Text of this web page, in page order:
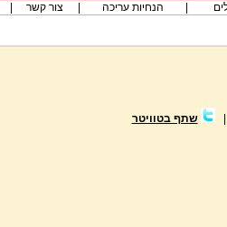
הנחיות עריכה צור קשר
שתף בטוויטר